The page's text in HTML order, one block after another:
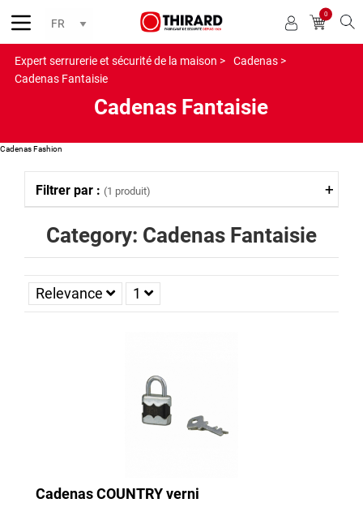
0
Expert serrurerie et sécurité de la maison >
Cadenas >
Cadenas Fantaisie
Cadenas Fantaisie
Cadenas Fashion
Category: Cadenas Fantaisie
Relevance 1
Cadenas COUNTRY verni
Filtrer par : (1 produit)